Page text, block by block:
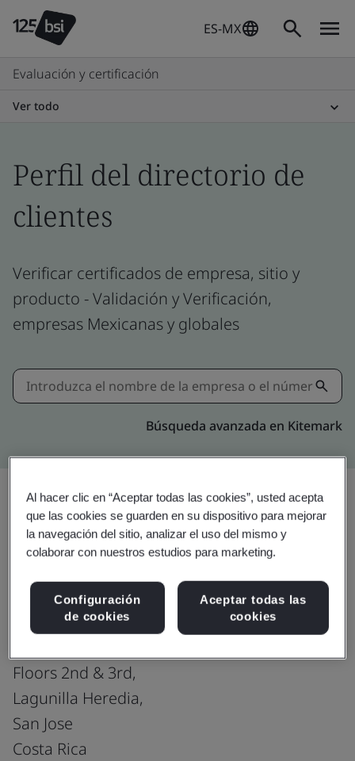
ES-MX
Evaluación y certificación
Ver todo
Perfil del directorio de
clientes
Verificar certificados de empresa, sitio y
producto - Validación y Verificación,
empresas Mexicanas y globales
Búsqueda avanzada en Kitemark
Compartir: Actualizar
Divine-Costa Rica : San Jose
Production office
Floors 2nd & 3rd,
Lagunilla Heredia,
San Jose
Costa Rica
Al hacer clic en “Aceptar todas las cookies”, usted acepta
que las cookies se guarden en su dispositivo para mejorar
la navegación del sitio, analizar el uso del mismo y
colaborar con nuestros estudios para marketing.
Configuración
de cookies
Aceptar todas las
cookies